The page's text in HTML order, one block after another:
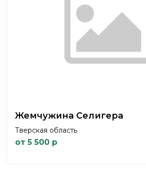
Жемчужина Селигера
Тверская область
от 5 500 р